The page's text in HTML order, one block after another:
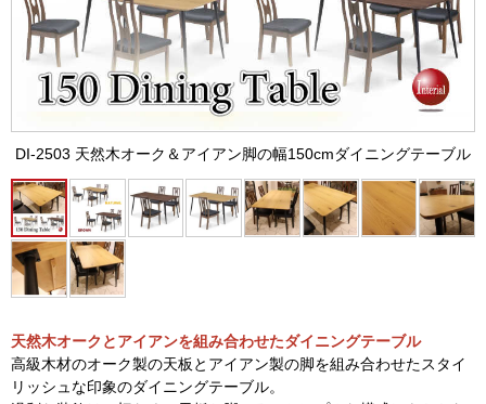
DI-2503 天然木オーク＆アイアン脚の幅150cmダイニングテーブル
天然木オークとアイアンを組み合わせたダイニングテーブル
高級木材のオーク製の天板とアイアン製の脚を組み合わせたスタイ
リッシュな印象のダイニングテーブル。